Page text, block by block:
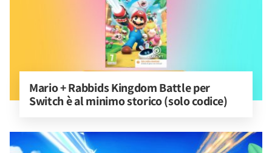
Mario + Rabbids Kingdom Battle per
Switch è al minimo storico (solo codice)